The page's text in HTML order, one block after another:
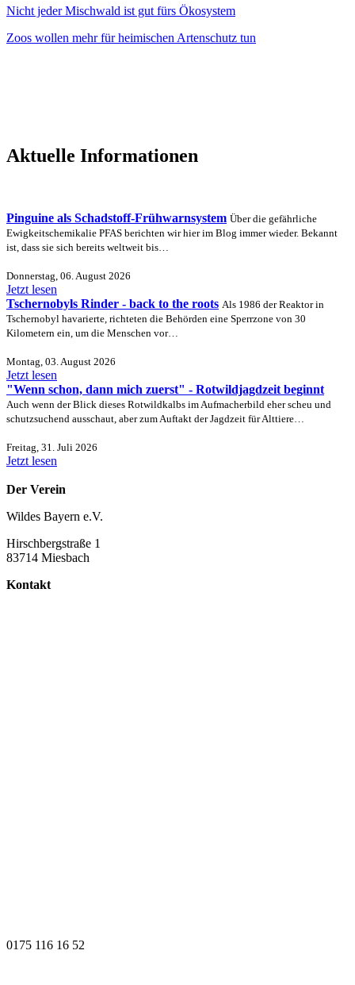
Nicht jeder Mischwald ist gut fürs Ökosystem
Zoos wollen mehr für heimischen Artenschutz tun
Aktuelle Informationen
Pinguine als Schadstoff-Frühwarnsystem Über die gefährliche
Ewigkeitschemikalie PFAS berichten wir hier im Blog immer wieder. Bekannt
ist, dass sie sich bereits weltweit bis…
Donnerstag, 06. August 2026
Jetzt lesen
Tschernobyls Rinder - back to the roots Als 1986 der Reaktor in
Tschernobyl havarierte, richteten die Behörden eine Sperrzone von 30
Kilometern ein, um die Menschen vor…
Montag, 03. August 2026
Jetzt lesen
"Wenn schon, dann mich zuerst" - Rotwildjagdzeit beginnt
Auch wenn der Blick dieses Rotwildkalbs im Aufmacherbild eher scheu und
schutzsuchend ausschaut, aber zum Auftakt der Jagdzeit für Alttiere…
Freitag, 31. Juli 2026
Jetzt lesen
Der Verein
Wildes Bayern e.V.
Hirschbergstraße 1
83714 Miesbach
Kontakt
0175 116 16 52